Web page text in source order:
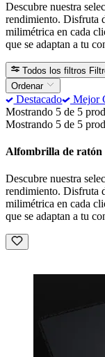
Descubre nuestra
rendimiento. Disfruta
milimétrica en cada
que se adaptan a tu
Todos los filtros
Ordenar
Destacado Mejor
Mostrando 5 de 5
Mostrando 5 de 5
Alfombrilla de ratón
Descubre nuestra
rendimiento. Disfruta
milimétrica en cada
que se adaptan a tu